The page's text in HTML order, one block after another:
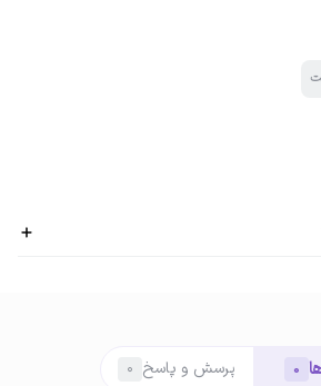
کردن پوست
0 پرسش و پاسخ 0